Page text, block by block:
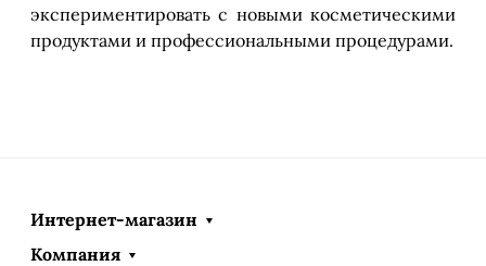
экспериментировать с новыми косметическими
продуктами и профессиональными процедурами.
Интернет-магазин
Компания